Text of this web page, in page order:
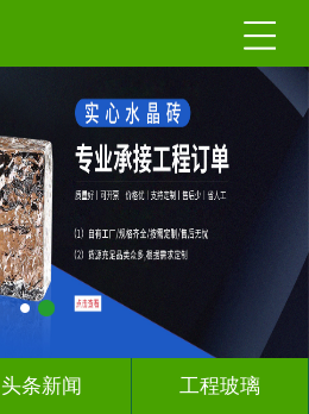
头条新闻 工程玻璃